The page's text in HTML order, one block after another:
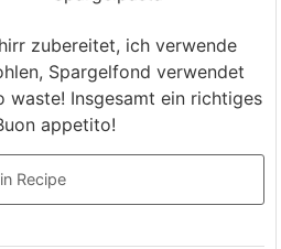
zubereitet, ich verwende
Spargelfond verwendet
waste! Insgesamt ein richtiges
appetito!
Recipe